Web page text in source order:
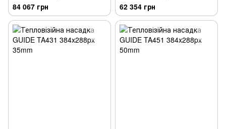
84 067 грн 62 354 грн